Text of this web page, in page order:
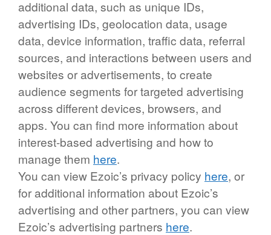
additional data, such as unique IDs,
advertising IDs, geolocation data, usage
data, device information, traffic data, referral
sources, and interactions between users and
websites or advertisements, to create
audience segments for targeted advertising
across different devices, browsers, and
apps. You can find more information about
interest-based advertising and how to
manage them here.
You can view Ezoic’s privacy policy here, or
for additional information about Ezoic’s
advertising and other partners, you can view
Ezoic’s advertising partners here.